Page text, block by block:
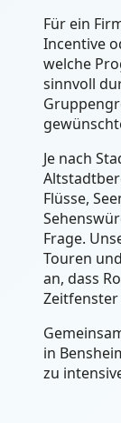
Für ein
Incentive
welche
sinnvoll
Je nach
Flüsse,
Frage.
Touren
an, dass
in
zu